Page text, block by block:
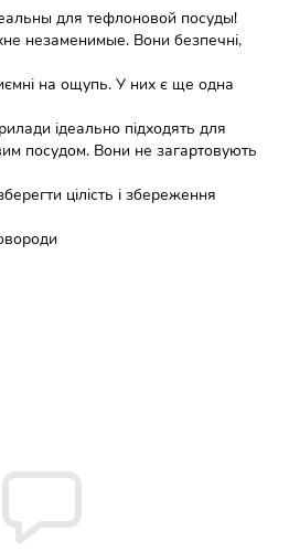
для тефлоновой посуды!
незаменимые. Вони безпечні,
на ощупь. У них є ще одна
ідеально підходять для
посудом. Вони не загартовують
цілість і збереження